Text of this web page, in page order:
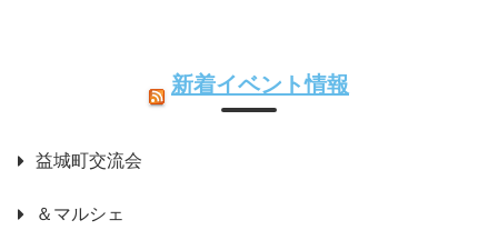
新着イベント情報
益城町交流会
＆マルシェ